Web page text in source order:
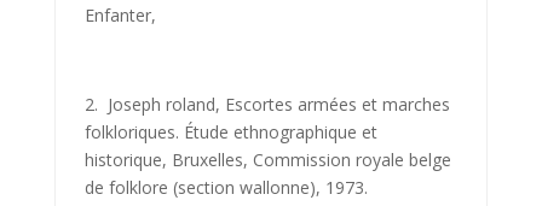
Enfanter,
2. Joseph roland, Escortes armées et marches
folkloriques. Étude ethnographique et
historique, Bruxelles, Commission royale belge
de folklore (section wallonne), 1973.